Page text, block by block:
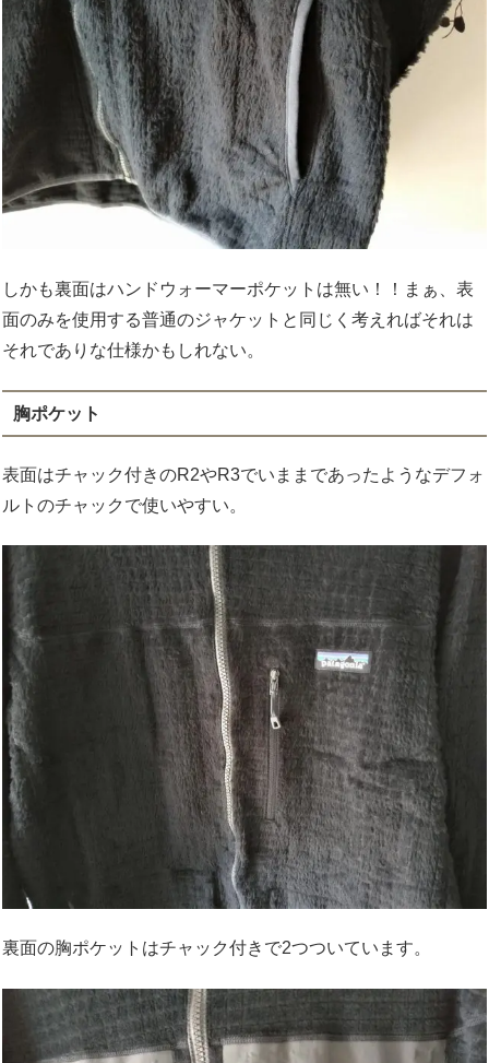
しかも裏面はハンドウォーマーポケットは無い！！まぁ、表
面のみを使用する普通のジャケットと同じく考えればそれは
それでありな仕様かもしれない。
胸ポケット
表面はチャック付きのR2やR3でいままであったようなデフォ
ルトのチャックで使いやすい。
裏面の胸ポケットはチャック付きで2つついています。